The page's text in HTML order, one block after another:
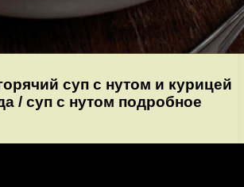
суп с нутом и курицей
/ суп с нутом подробное